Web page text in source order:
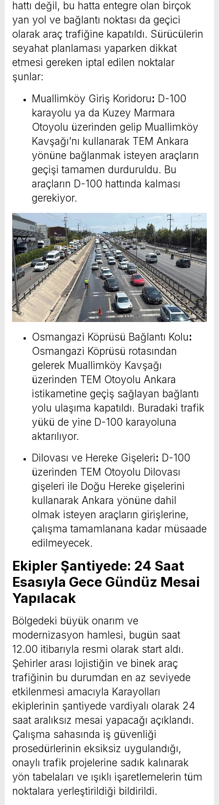
hattı değil, bu hatta entegre olan birçok
yan yol ve bağlantı noktası da geçici
olarak araç trafiğine kapatıldı. Sürücülerin
seyahat planlaması yaparken dikkat
etmesi gereken iptal edilen noktalar
şunlar:
Muallimköy Giriş Koridoru: D-100
karayolu ya da Kuzey Marmara
Otoyolu üzerinden gelip Muallimköy
Kavşağı’nı kullanarak TEM Ankara
yönüne bağlanmak isteyen araçların
geçişi tamamen durduruldu. Bu
araçların D-100 hattında kalması
gerekiyor.
Osmangazi Köprüsü Bağlantı Kolu:
Osmangazi Köprüsü rotasından
gelerek Muallimköy Kavşağı
üzerinden TEM Otoyolu Ankara
istikametine geçiş sağlayan bağlantı
yolu ulaşıma kapatıldı. Buradaki trafik
yükü de yine D-100 karayoluna
aktarılıyor.
Dilovası ve Hereke Gişeleri: D-100
üzerinden TEM Otoyolu Dilovası
gişeleri ile Doğu Hereke gişelerini
kullanarak Ankara yönüne dahil
olmak isteyen araçların girişlerine,
çalışma tamamlanana kadar müsaade
edilmeyecek.
Ekipler Şantiyede: 24 Saat
Esasıyla Gece Gündüz Mesai
Yapılacak
Bölgedeki büyük onarım ve
modernizasyon hamlesi, bugün saat
12.00 itibarıyla resmi olarak start aldı.
Şehirler arası lojistiğin ve binek araç
trafiğinin bu durumdan en az seviyede
etkilenmesi amacıyla Karayolları
ekiplerinin şantiyede vardiyalı olarak 24
saat aralıksız mesai yapacağı açıklandı.
Çalışma sahasında iş güvenliği
prosedürlerinin eksiksiz uygulandığı,
onaylı trafik projelerine sadık kalınarak
yön tabelaları ve ışıklı işaretlemelerin tüm
noktalara yerleştirildiği bildirildi.